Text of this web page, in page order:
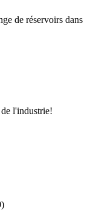
de réservoirs dans
l'industrie!